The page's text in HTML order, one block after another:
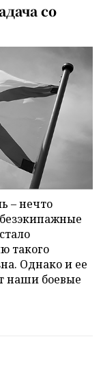
со
– нечто
такого
Однако и ее
наши боевые